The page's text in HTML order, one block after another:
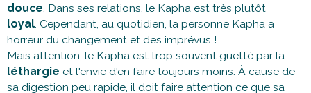
douce . Dans ses relations, le Kapha est très plutôt
loyal . Cependant, au quotidien, la personne Kapha a
horreur du changement et des imprévus !
Mais attention, le Kapha est trop souvent guetté par la
léthargie et l'envie d'en faire toujours moins. À cause de
sa digestion peu rapide, il doit faire attention ce que sa